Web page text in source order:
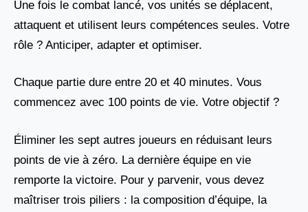
Une fois le combat lancé, vos unités se déplacent,
attaquent et utilisent leurs compétences seules. Votre
rôle ? Anticiper, adapter et optimiser.
Chaque partie dure entre 20 et 40 minutes. Vous
commencez avec 100 points de vie. Votre objectif ?
Éliminer les sept autres joueurs en réduisant leurs
points de vie à zéro. La dernière équipe en vie
remporte la victoire. Pour y parvenir, vous devez
maîtriser trois piliers : la composition d’équipe, la